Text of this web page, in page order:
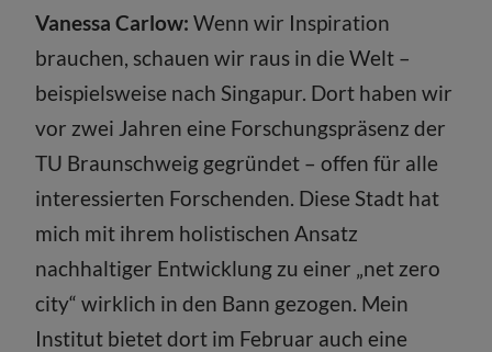
Vanessa Carlow:Wenn wir Inspiration
brauchen, schauen wir raus in die Welt –
beispielsweise nach Singapur. Dort haben wir
vor zwei Jahren eine Forschungspräsenz der
TU Braunschweig gegründet – offen für alle
interessierten Forschenden. Diese Stadt hat
mich mit ihrem holistischen Ansatz
nachhaltiger Entwicklung zu einer „net zero
city“ wirklich in den Bann gezogen. Mein
Institut bietet dort im Februar auch eine